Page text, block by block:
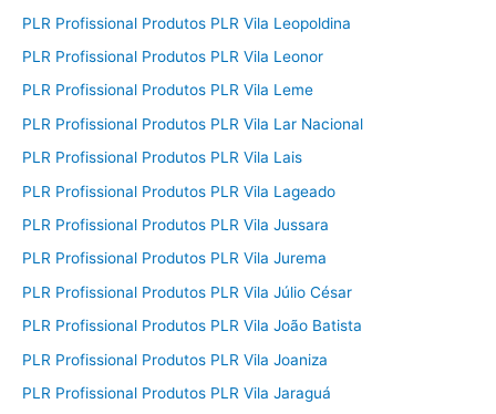
PLR Profissional Produtos PLR Vila Leopoldina
PLR Profissional Produtos PLR Vila Leonor
PLR Profissional Produtos PLR Vila Leme
PLR Profissional Produtos PLR Vila Lar Nacional
PLR Profissional Produtos PLR Vila Lais
PLR Profissional Produtos PLR Vila Lageado
PLR Profissional Produtos PLR Vila Jussara
PLR Profissional Produtos PLR Vila Jurema
PLR Profissional Produtos PLR Vila Júlio César
PLR Profissional Produtos PLR Vila João Batista
PLR Profissional Produtos PLR Vila Joaniza
PLR Profissional Produtos PLR Vila Jaraguá